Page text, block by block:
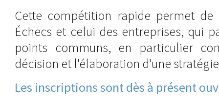
Cette compétition rapide permet
Échecs et celui des entreprises, qui
points communs, en particulier
décision et l'élaboration d'une
Les inscriptions sont dès à présent